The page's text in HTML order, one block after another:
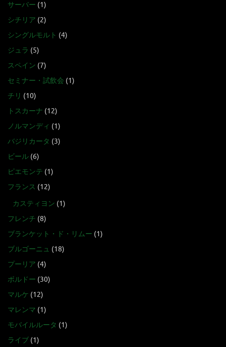
サーバー (1)
シチリア (2)
シングルモルト (4)
ジュラ (5)
スペイン (7)
セミナー・試飲会 (1)
チリ (10)
トスカーナ (12)
ノルマンディ (1)
バジリカータ (3)
ビール (6)
ピエモンテ (1)
フランス (12)
カスティヨン (1)
フレンチ (8)
ブランケット・ド・リムー (1)
ブルゴーニュ (18)
プーリア (4)
ボルドー (30)
マルケ (12)
マレンマ (1)
モバイルルータ (1)
ライブ (1)